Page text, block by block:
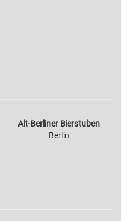
Alt-Berliner Bierstuben
Berlin